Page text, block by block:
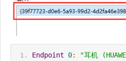
Endpoint 0:
"耳机